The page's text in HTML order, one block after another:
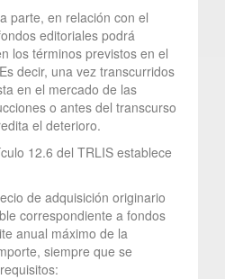
parte, en relación con el
editoriales podrá
los términos previstos en el
decir, una vez transcurridos
en el mercado de las
o antes del transcurso
el deterioro.
12.6 del TRLIS establece
de adquisición originario
correspondiente a fondos
anual máximo de la
siempre que se